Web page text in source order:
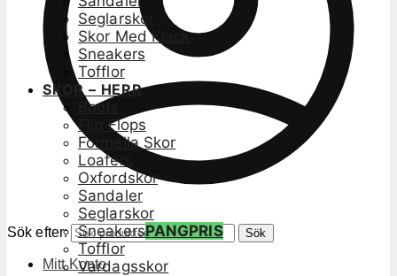
Sök efter: Sök
Mitt Konto
Seglarskor
Skor Med Klack
Sneakers
Tofflor
SKOR – HERR
Boots
Flip Flops
Formella Skor
Loafers
Oxfordskor
Sandaler
Seglarskor
SneakersPANGPRIS
Tofflor
Vardagsskor